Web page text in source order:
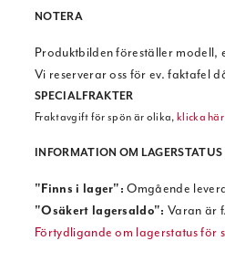
NOTERA
Produktbilden föreställer modell,
Vi reserverar oss för ev. faktafel
SPECIALFRAKTER
Fraktavgift för spön är olika,klicka
INFORMATION OM LAGERSTATUS
"Finns i lager": Omgående
"Osäkert lagersaldo": Varan är
Förtydligande om lagerstatus för